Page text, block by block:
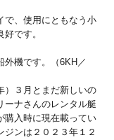
で、使用にともなう小
です。
外機です。（6KH／
）３月とまだ新しいの
ーナさんのレンタル艇
購入時に現在載ってい
ジンは２０２３年１２